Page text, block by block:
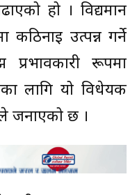
हो । विद्यमान
कठिनाइ उत्पन्न गर्ने
प्रभावकारी रूपमा
लागि यो विधेयक
जनाएको छ ।